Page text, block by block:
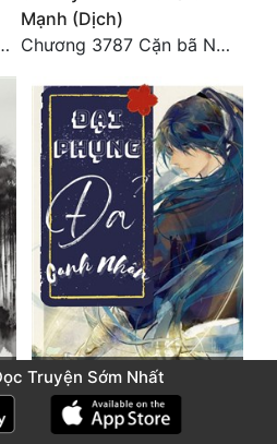
quy nhất giới, vĩnh hằng thế giới. Hết!
Mạnh (Dịch)
Chương 3787 Cặn bã Nam Thiên Đạo
Chương 3807: Ba tôn tề công Thiên Đình (2)
11 tháng trước
Đại Phụng Đả Canh
Nhân(Dịch)
Truyện Sớm Nhất